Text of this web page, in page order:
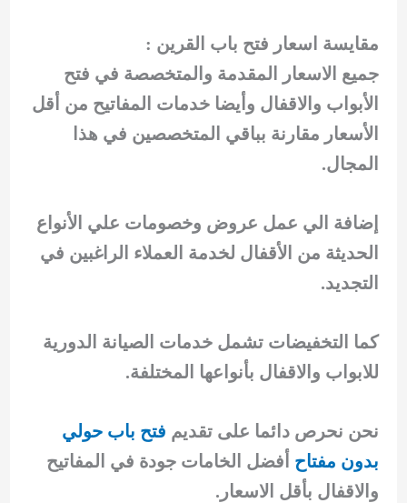
مقايسة اسعار فتح باب القرين :
جميع الاسعار المقدمة والمتخصصة في فتح
الأبواب والاقفال وأيضا خدمات المفاتيح من أقل
الأسعار مقارنة بباقي المتخصصين في هذا
المجال.
إضافة الي عمل عروض وخصومات علي الأنواع
الحديثة من الأقفال لخدمة العملاء الراغبين في
التجديد.
كما التخفيضات تشمل خدمات الصيانة الدورية
للابواب والاقفال بأنواعها المختلفة.
نحن نحرص دائما على تقديم فتح باب حولي
بدون مفتاح أفضل الخامات جودة في المفاتيح
والاقفال بأقل الاسعار.